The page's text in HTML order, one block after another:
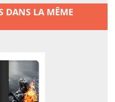
offrez-lui la
DANS LA MÊME